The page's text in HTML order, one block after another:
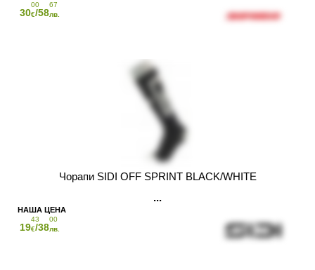
30
00
€/58
67
лв.
Чорапи SIDI OFF SPRINT BLACK/WHITE
19
43
€/38
00
лв.